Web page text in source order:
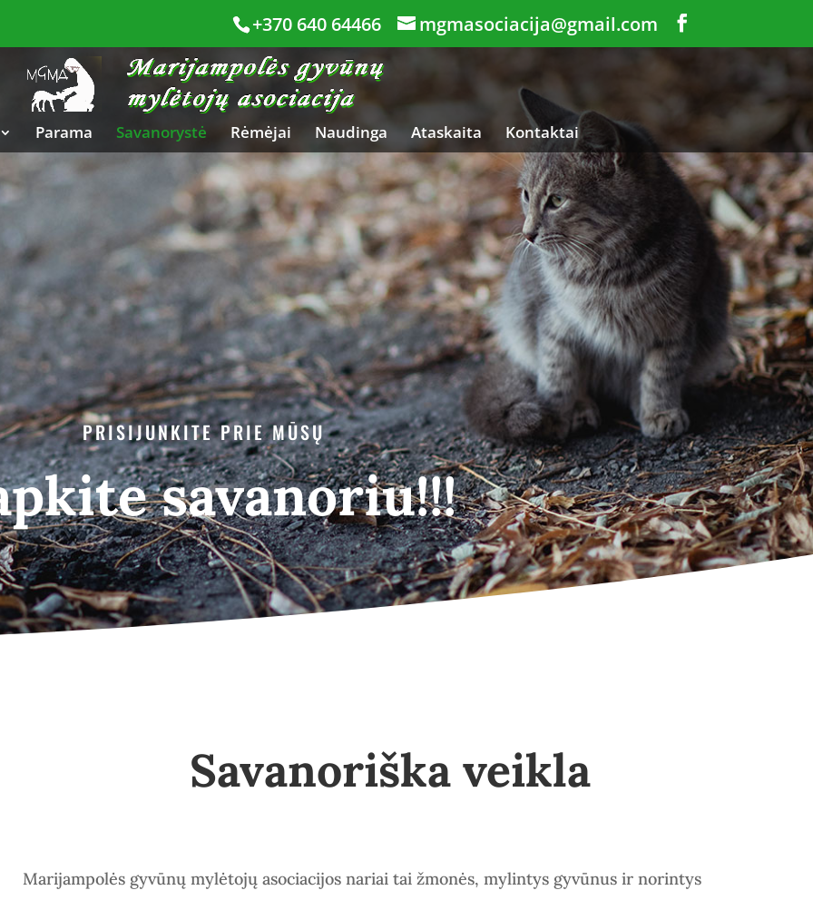
+370 640 64466 mgmasociacija@gmail.com
Parama Savanorystė Rėmėjai Naudinga Ataskaita Kontaktai
PRISIJUNKITE PRIE MŪSŲ
savanoriu!!!
Savanoriška veikla
Marijampolės gyvūnų mylėtojų asociacijos nariai tai žmonės, mylintys gyvūnus ir norintys